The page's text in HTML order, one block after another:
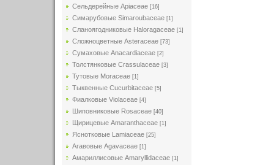
Сельдерейные Apiaceae [16]
Симарубовые Simaroubaceae [1]
Сланоягодниковые Haloragaceae [1]
Сложноцветные Asteraceae [73]
Сумаховые Anacardiaceae [2]
Толстянковые Crassulaceae [3]
Тутовые Moraceae [1]
Тыквенные Cucurbitaceae [5]
Фиалковые Violaceae [4]
Шиповниковые Rosaceae [40]
Щирицевые Amaranthaceae [1]
Яснотковые Lamiaceae [25]
Агавовые Agavaceae [1]
Амариллисовые Amaryllidaceae [1]